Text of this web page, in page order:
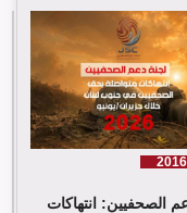
الصحفيين: انتهاكات